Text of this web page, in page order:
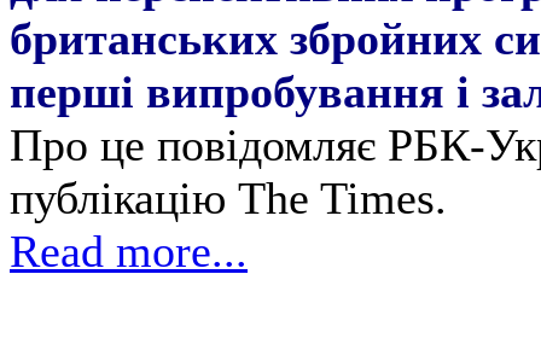
британських збройних
перші випробування і
Про це повідомляє РБК-
публікацію The Times.
Read more...